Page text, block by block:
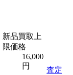
新品買取上
限価格
16,000
円
査定